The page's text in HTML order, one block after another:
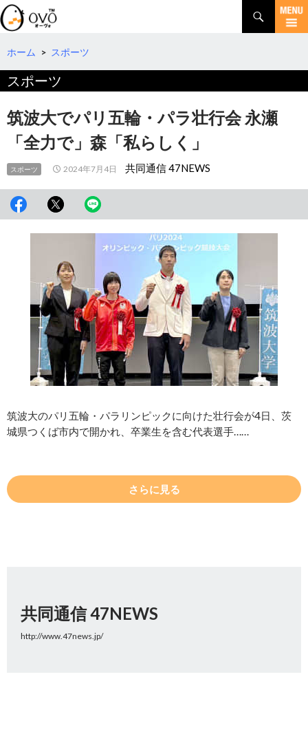
検
索
コ
テ
へ
動
ホーム > スポーツ
スポーツ
筑波大でパリ五輪・パラ壮行会 永瀬
「全力で」森「私らしく」
スポーツ 2024年7月4日 共同通信 47NEWS
筑波大のパリ五輪・パラリンピックに向けた壮行会が4日、茨
城県つくば市内で開かれ、卒業生を含む代表選手……
さらに見る
共同通信 47NEWS
http://www.47news.jp/